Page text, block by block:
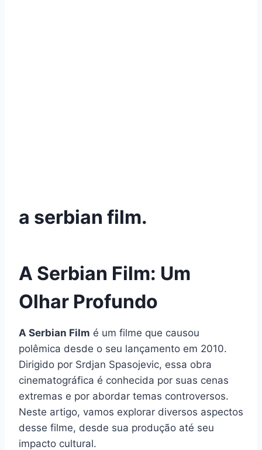
a serbian film.
A Serbian Film: Um
Olhar Profundo
A Serbian Film é um filme que causou
polêmica desde o seu lançamento em 2010.
Dirigido por Srdjan Spasojevic, essa obra
cinematográfica é conhecida por suas cenas
extremas e por abordar temas controversos.
Neste artigo, vamos explorar diversos aspectos
desse filme, desde sua produção até seu
impacto cultural.